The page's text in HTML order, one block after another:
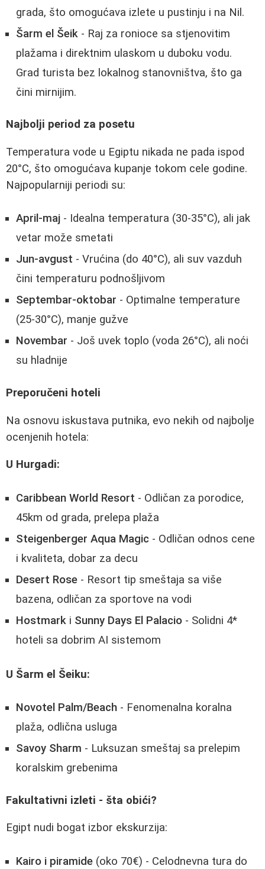
grada, što omogućava izlete u pustinju i na Nil.
Šarm el Šeik - Raj za ronioce sa stjenovitim
plažama i direktnim ulaskom u duboku vodu.
Grad turista bez lokalnog stanovništva, što ga
čini mirnijim.
Najbolji period za posetu
Temperatura vode u Egiptu nikada ne pada ispod
20°C, što omogućava kupanje tokom cele godine.
Najpopularniji periodi su:
April-maj - Idealna temperatura (30-35°C), ali jak
vetar može smetati
Jun-avgust - Vrućina (do 40°C), ali suv vazduh
čini temperaturu podnošljivom
Septembar-oktobar - Optimalne temperature
(25-30°C), manje gužve
Novembar - Još uvek toplo (voda 26°C), ali noći
su hladnije
Preporučeni hoteli
Na osnovu iskustava putnika, evo nekih od najbolje
ocenjenih hotela:
U Hurgadi:
Caribbean World Resort - Odličan za porodice,
45km od grada, prelepa plaža
Steigenberger Aqua Magic - Odličan odnos cene
i kvaliteta, dobar za decu
Desert Rose - Resort tip smeštaja sa više
bazena, odličan za sportove na vodi
Hostmark i Sunny Days El Palacio - Solidni 4*
hoteli sa dobrim AI sistemom
U Šarm el Šeiku:
Novotel Palm/Beach - Fenomenalna koralna
plaža, odlična usluga
Savoy Sharm - Luksuzan smeštaj sa prelepim
koralskim grebenima
Fakultativni izleti - šta obići?
Egipt nudi bogat izbor ekskurzija:
Kairo i piramide (oko 70€) - Celodnevna tura do